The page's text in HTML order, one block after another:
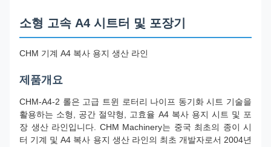
소형 고속 A4 시트터 및 포장기
CHM 기계 A4 복사 용지 생산 라인
제품개요
CHM-A4-2 롤은 고급 트윈 로터리 나이프 동기화 시트 기술을
활용하는 소형, 공간 절약형, 고효율 A4 복사 용지 시트 및 포
장 생산 라인입니다. CHM Machinery는 중국 최초의 종이 시
터 기계 및 A4 복사 용지 생산 라인의 최초 개발자로서 2004년